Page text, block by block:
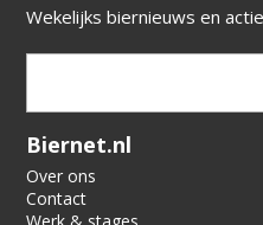
Wekelijks biernieuws en
Verification code:
Biernet.nl
Over ons
Contact